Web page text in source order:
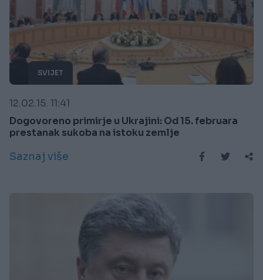
SVIJET
12.02.15. 11:41
Dogovoreno primirje u Ukrajini: Od 15. februara
prestanak sukoba na istoku zemlje
Saznaj više